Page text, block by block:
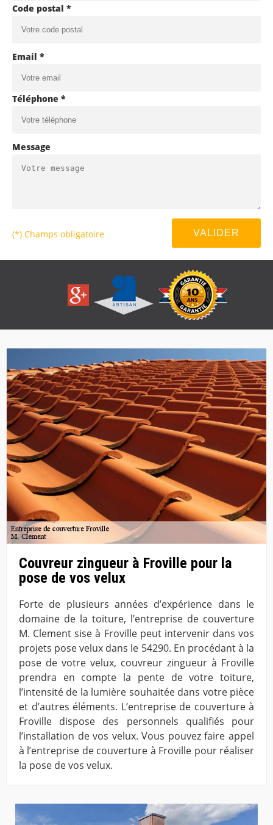
Code postal *
Email *
Téléphone *
Message
(*) Champs obligatoire
Couvreur zingueur à Froville pour la
pose de vos velux
Forte de plusieurs années d’expérience dans le
domaine de la toiture, l’entreprise de couverture
M. Clement sise à Froville peut intervenir dans vos
projets pose velux dans le 54290. En procédant à la
pose de votre velux, couvreur zingueur à Froville
prendra en compte la pente de votre toiture,
l’intensité de la lumière souhaitée dans votre pièce
et d’autres éléments. L’entreprise de couverture à
Froville dispose des personnels qualifiés pour
l’installation de vos velux. Vous pouvez faire appel
à l’entreprise de couverture à Froville pour réaliser
la pose de vos velux.